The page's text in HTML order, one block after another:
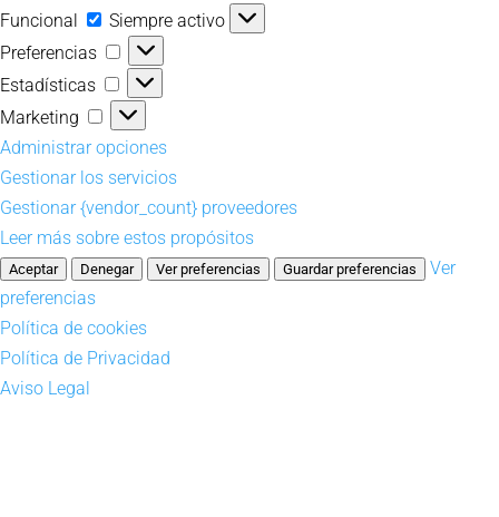
Funcional
Funcional
Siempre activo
Preferencias
Preferencias
Estadísticas
Estadísticas
Marketing
Marketing
Administrar opciones
Gestionar los servicios
Gestionar {vendor_count} proveedores
Leer más sobre estos propósitos
Aceptar Denegar Ver preferencias Guardar preferencias
Ver
preferencias
Política de cookies
Política de Privacidad
Aviso Legal